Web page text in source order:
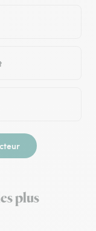
plus